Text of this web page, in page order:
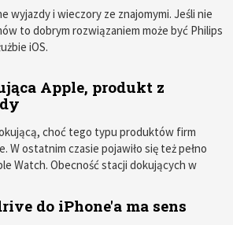
wyjazdy i wieczory ze znajomymi. Jeśli nie
to dobrym rozwiązaniem może być Philips
iOS.
Apple, produkt z
choć tego typu produktów firm
W ostatnim czasie pojawiło się też pełno
Watch. Obecność stacji dokujących w
do iPhone'a ma sens